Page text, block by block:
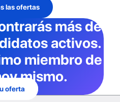
las ofertas
más de
activos.
miembro de
mismo.
oferta